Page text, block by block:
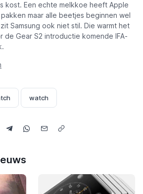
kost. Een echte melkkoe heeft Apple
maar alle beetjes beginnen wel
Samsung ook niet stil. Die warmt het
de Gear S2 introductie komende IFA-
watch